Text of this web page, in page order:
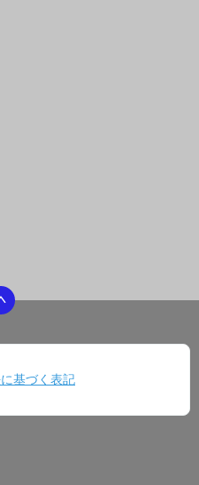
基づく表記